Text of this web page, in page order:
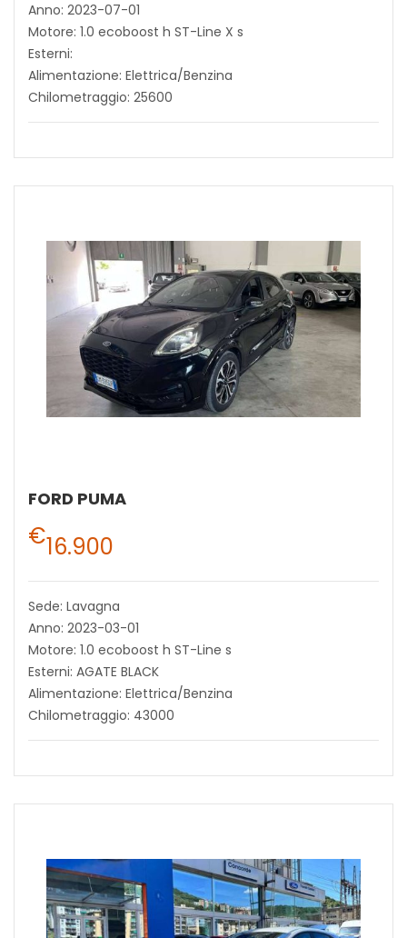
Anno: 2023-07-01
Motore: 1.0 ecoboost h ST-Line X s
Esterni:
Alimentazione: Elettrica/Benzina
Chilometraggio: 25600
FORD PUMA
€16.900
Sede: Lavagna
Anno: 2023-03-01
Motore: 1.0 ecoboost h ST-Line s
Esterni: AGATE BLACK
Alimentazione: Elettrica/Benzina
Chilometraggio: 43000